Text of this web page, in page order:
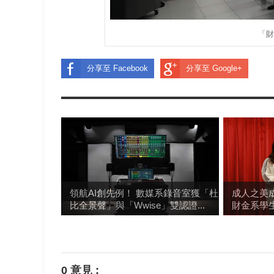
「
分享至 Facebook 分享至 Google+
領航AI創先例！ 數媒系錄音室獲「杜
比全景聲」與「Wwise」雙認證...
成人之美
財金系學
0 意見 :